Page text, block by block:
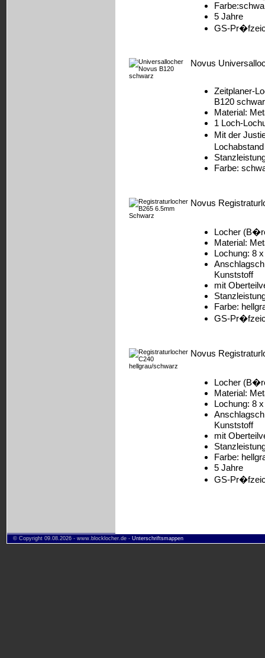
5 Jahre
GS-
Novus
Zeitplaner-
B120
Material:
1 Loch-
Mit der
Farbe:
Novus
Locher
Material:
Lochung: 8
Kunststoff
mit
Farbe:
GS-
Novus
Locher
Material:
Lochung: 8
Kunststoff
mit
Farbe:
5 Jahre
GS-
© Copyright 09.08.2026 - www.blocklocher.de - Unterschriftsmappen